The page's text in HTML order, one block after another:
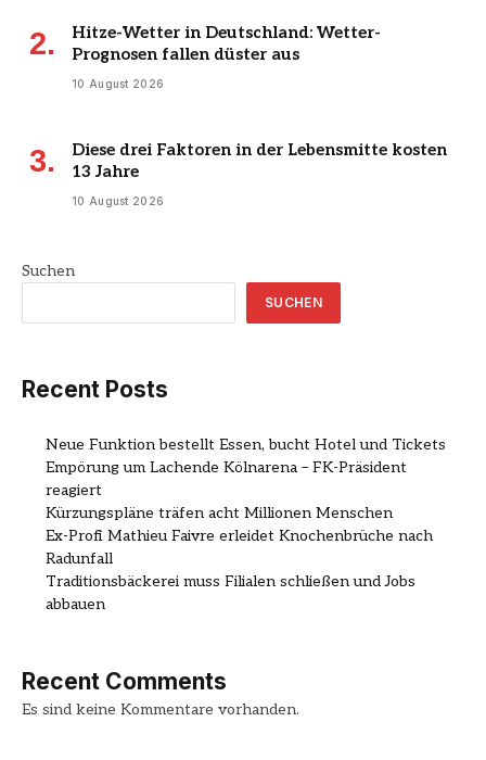
Hitze-Wetter in Deutschland: Wetter-
Prognosen fallen düster aus
10 August 2026
Diese drei Faktoren in der Lebensmitte kosten
13 Jahre
10 August 2026
Suchen
SUCHEN
Recent Posts
Neue Funktion bestellt Essen, bucht Hotel und Tickets
Empörung um Lachende Kölnarena – FK-Präsident
reagiert
Kürzungspläne träfen acht Millionen Menschen
Ex-Profi Mathieu Faivre erleidet Knochenbrüche nach
Radunfall
Traditionsbäckerei muss Filialen schließen und Jobs
abbauen
Recent Comments
Es sind keine Kommentare vorhanden.